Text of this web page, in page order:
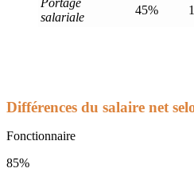
Portage
salariale
45%
Différences du salaire net
Fonctionnaire
85%